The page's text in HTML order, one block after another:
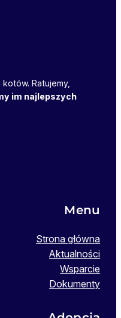
Ratujemy,
im najlepszych
Menu
Strona główna
Aktualności
Wsparcie
Dokumenty